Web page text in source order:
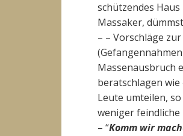
schützendes
Massaker,
– – Vorschläge
Massenausbruch
beratschlagen
Leute umteilen,
weniger feindliche
– “Komm wir